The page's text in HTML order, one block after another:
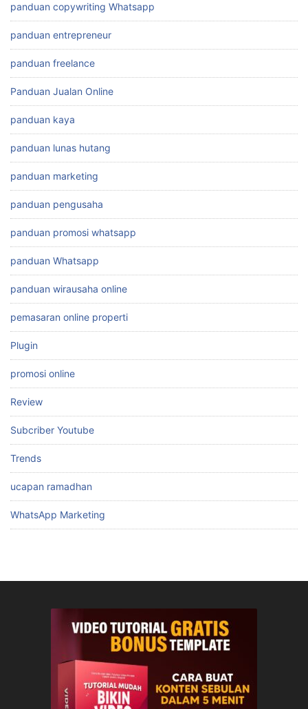
panduan copywriting Whatsapp
panduan entrepreneur
panduan freelance
Panduan Jualan Online
panduan kaya
panduan lunas hutang
panduan marketing
panduan pengusaha
panduan promosi whatsapp
panduan Whatsapp
panduan wirausaha online
pemasaran online properti
Plugin
promosi online
Review
Subcriber Youtube
Trends
ucapan ramadhan
WhatsApp Marketing